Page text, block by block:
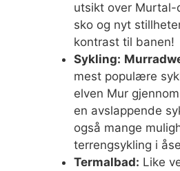
utsikt over Murtal-
sko og nyt
kontrast til banen!
Sykling:
mest populære
elven Mur
en avslappende
også mange
terrengsykling i
Termalbad: Like